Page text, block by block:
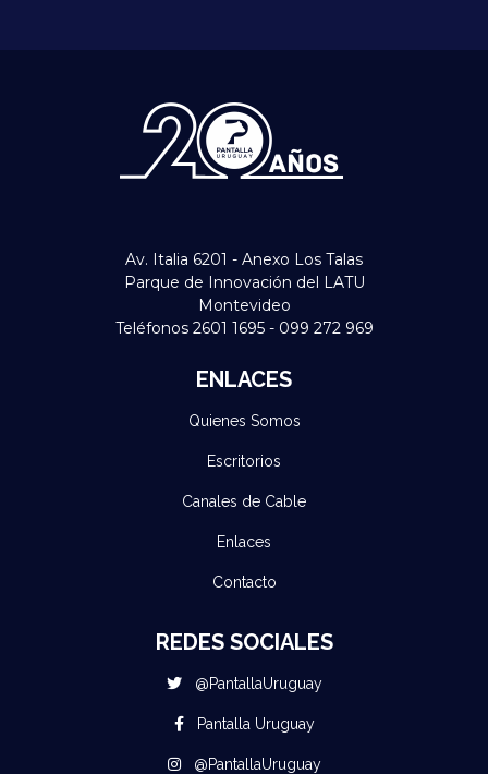
Av. Italia 6201 - Anexo Los Talas
Parque de Innovación del LATU
Montevideo
Teléfonos 2601 1695 - 099 272 969
ENLACES
Quienes Somos
Escritorios
Canales de Cable
Enlaces
Contacto
REDES SOCIALES
@PantallaUruguay
Pantalla Uruguay
@PantallaUruguay